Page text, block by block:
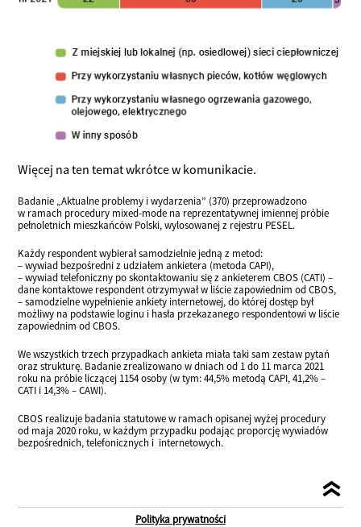
Więcej na ten temat wkrótce w komunikacie.
Badanie „Aktualne problemy i wydarzenia” (370) przeprowadzono
w ramach procedury mixed-mode na reprezentatywnej imiennej próbie
pełnoletnich mieszkańców Polski, wylosowanej z rejestru PESEL.
Każdy respondent wybierał samodzielnie jedną z metod:
– wywiad bezpośredni z udziałem ankietera (metoda CAPI),
– wywiad telefoniczny po skontaktowaniu się z ankieterem CBOS (CATI) –
dane kontaktowe respondent otrzymywał w liście zapowiednim od CBOS,
– samodzielne wypełnienie ankiety internetowej, do której dostęp był
możliwy na podstawie loginu i hasła przekazanego respondentowi w liście
zapowiednim od CBOS.
We wszystkich trzech przypadkach ankieta miała taki sam zestaw pytań
oraz strukturę. Badanie zrealizowano w dniach od 1 do 11 marca 2021
roku na próbie liczącej 1154 osoby (w tym: 44,5% metodą CAPI, 41,2% –
CATI i 14,3% – CAWI).
CBOS realizuje badania statutowe w ramach opisanej wyżej procedury
od maja 2020 roku, w każdym przypadku podając proporcję wywiadów
bezpośrednich, telefonicznych i internetowych.
Polityka prywatności